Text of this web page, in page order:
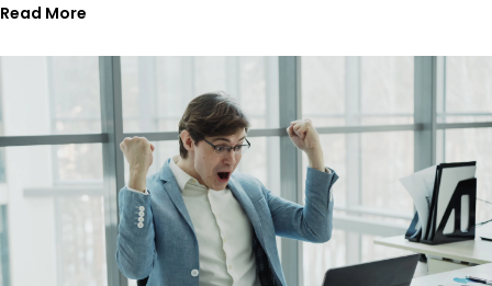
Read More